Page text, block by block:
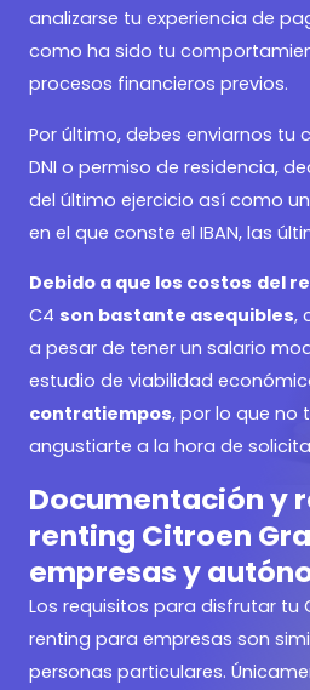
analizarse tu experiencia de
como ha sido tu
procesos financieros previos.
Por último, debes enviarnos tu
DNI o permiso de residencia,
del último ejercicio así como
en el que conste el IBAN, las
Debido a que los costos del
C4 son bastante asequibles,
a pesar de tener un salario
estudio de viabilidad
contratiempos, por lo que no
angustiarte a la hora de
Documentación y
renting Citroen
empresas y
Los requisitos para disfrutar tu
renting para empresas son
personas particulares.